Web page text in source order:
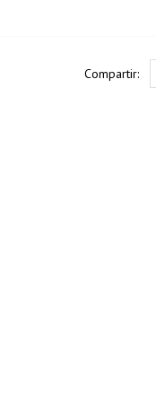
Compartir: